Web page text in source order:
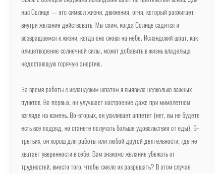
нас Солнце — это символ жизни, движения, огня, который разжигает
внутри желание действовать. Мы спим, когда Солнце садится и
возвращаемся к жизни, когда оно снова на небе. Исландский шпат, как
олицетворение солнечной силы, может добавить в жизнь владельца
недостающую горячую энергию.
За время работы с исландским шпатом я выявила несколько важных
пунктов. Во-первых, он улучшает настроение даже при мимолетном
взгляде на камень. Во-вторых, он усиливает аппетит (нет, вы не будете
есть всё подряд, но станете получать больше удовольствия от еды). В-
третьих, он хорош для работы или любой другой деятельности, где не
хватает уверенности в себе. Вам знакомо желание убежать от
трудностей, вместо того, чтобы смело их разрешать? В этом случае